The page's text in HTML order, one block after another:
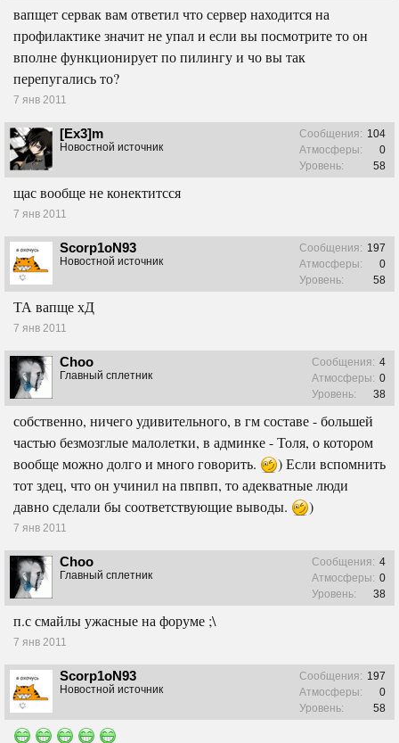
вапщет сервак вам ответил что сервер находится на
профилактике значит не упал и если вы посмотрите то он
вполне функционирует по пилингу и чо вы так
перепугались то?
7 янв 2011
[Ex3]m
Новостной источник
Сообщения: 104
Атмосферы:
0
Уровень:
58
щас вообще не конектитсся
7 янв 2011
Scorp1oN93
Новостной источник
Сообщения: 197
Атмосферы:
0
Уровень:
58
ТА вапще хД
7 янв 2011
Choo
Главный сплетник
Сообщения: 4
Атмосферы: 0
Уровень:
38
собственно, ничего удивительного, в гм составе - большей
частью безмозглые малолетки, в админке - Толя, о котором
вообще можно долго и много говорить.
) Если вспомнить
тот здец, что он учинил на пвпвп, то адекватные люди
давно сделали бы соответствующие выводы.
)
7 янв 2011
Choo
Главный сплетник
Сообщения: 4
Атмосферы: 0
Уровень:
38
п.с смайлы ужасные на форуме ;\
7 янв 2011
Scorp1oN93
Новостной источник
Сообщения: 197
Атмосферы:
0
Уровень:
58